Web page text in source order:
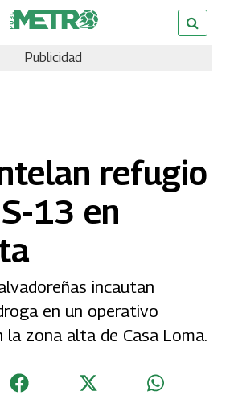
Publicidad
refugio
13 en
incautan
en un operativo
zona alta de Casa Loma.